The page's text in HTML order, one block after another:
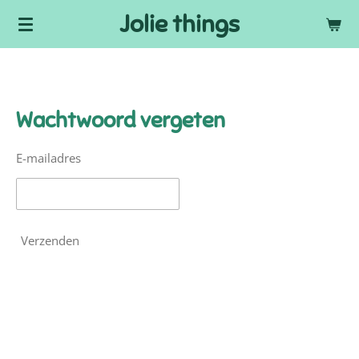
Ga
Jolie things
Wachtwoord vergeten
E-mailadres
Verzenden